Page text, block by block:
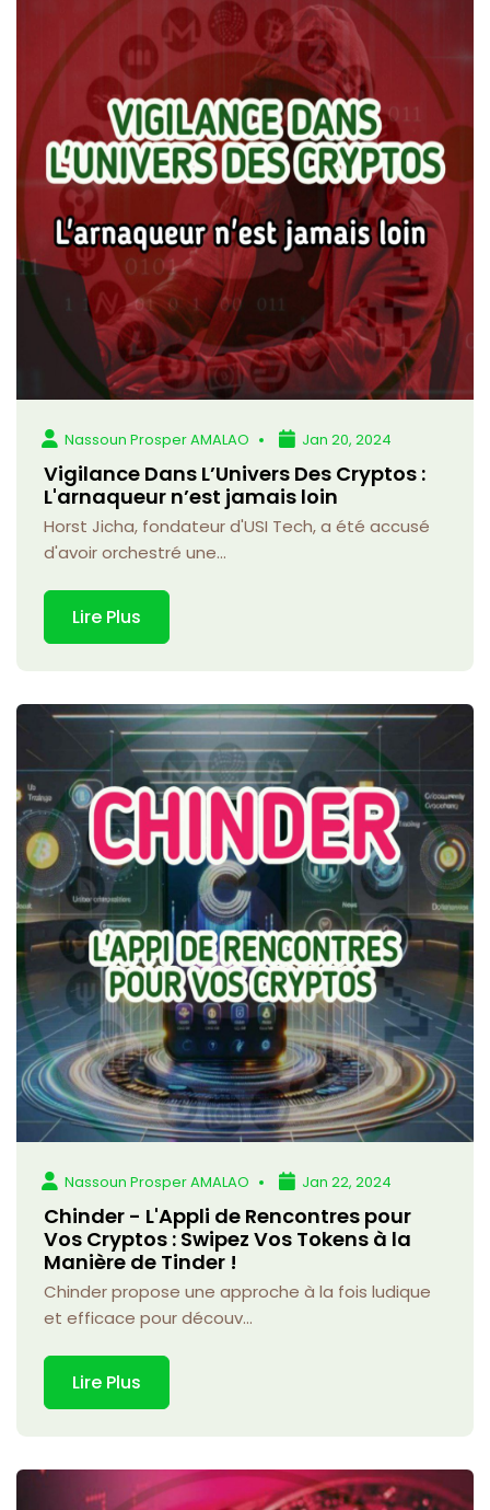
Nassoun Prosper AMALAO Jan 20, 2024
Vigilance Dans L’Univers Des Cryptos :
L'arnaqueur n’est jamais loin
Horst Jicha, fondateur d'USI Tech, a été accusé
d'avoir orchestré une...
Lire Plus
Nassoun Prosper AMALAO Jan 22, 2024
Chinder - L'Appli de Rencontres pour
Vos Cryptos : Swipez Vos Tokens à la
Manière de Tinder !
Chinder propose une approche à la fois ludique
et efficace pour découv...
Lire Plus